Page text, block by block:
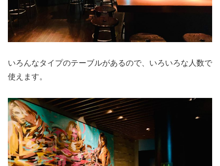
いろんなタイプのテーブルがあるので、いろいろな人数で
使えます。